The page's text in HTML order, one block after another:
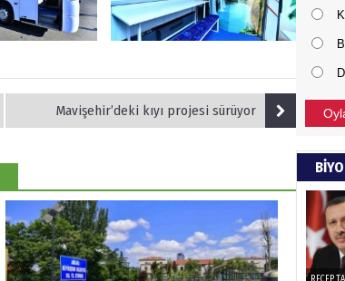
Mavişehir’deki kıyı projesi sürüyor